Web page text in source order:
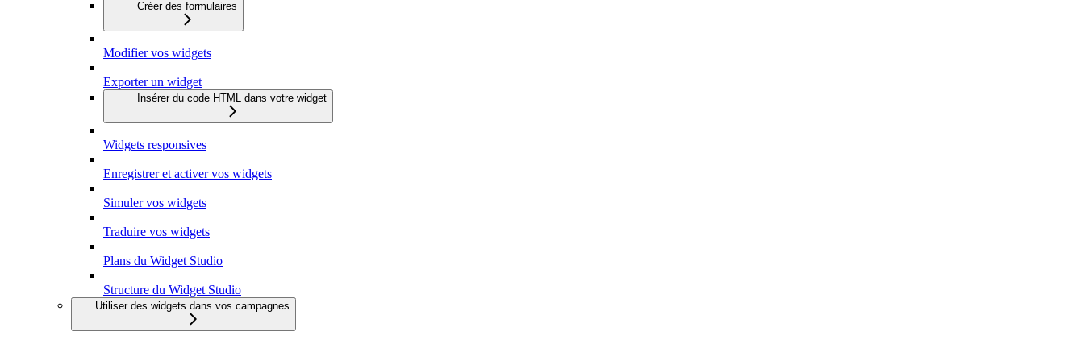
Créer des formulaires
Modifier vos widgets
Exporter un widget
Insérer du code HTML dans votre widget
Widgets responsives
Enregistrer et activer vos widgets
Simuler vos widgets
Traduire vos widgets
Plans du Widget Studio
Structure du Widget Studio
Utiliser des widgets dans vos campagnes